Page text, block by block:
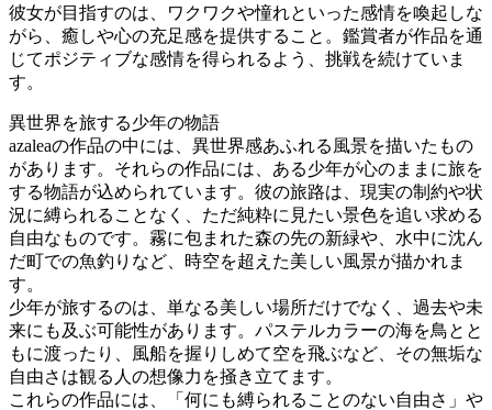
彼女が目指すのは、ワクワクや憧れといった感情を喚起しな
がら、癒しや心の充足感を提供すること。鑑賞者が作品を通
じてポジティブな感情を得られるよう、挑戦を続けていま
す。
異世界を旅する少年の物語
azaleaの作品の中には、異世界感あふれる風景を描いたもの
があります。それらの作品には、ある少年が心のままに旅を
する物語が込められています。彼の旅路は、現実の制約や状
況に縛られることなく、ただ純粋に見たい景色を追い求める
自由なものです。霧に包まれた森の先の新緑や、水中に沈ん
だ町での魚釣りなど、時空を超えた美しい風景が描かれま
す。
少年が旅するのは、単なる美しい場所だけでなく、過去や未
来にも及ぶ可能性があります。パステルカラーの海を鳥とと
もに渡ったり、風船を握りしめて空を飛ぶなど、その無垢な
自由さは観る人の想像力を掻き立てます。
これらの作品には、「何にも縛られることのない自由さ」や